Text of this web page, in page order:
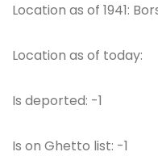
Location as of 1941:
Location as of today:
Is deported: -1
Is on Ghetto list: -1